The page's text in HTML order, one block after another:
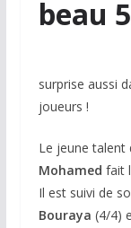
beau
surprise aussi
joueurs !
Le jeune talent
Mohamed fait
Il est suivi de
Bouraya (4/4)